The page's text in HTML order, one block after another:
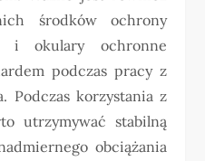
środków ochrony
i okulary ochronne
podczas pracy z
Podczas korzystania z
utrzymywać stabilną
obciążania